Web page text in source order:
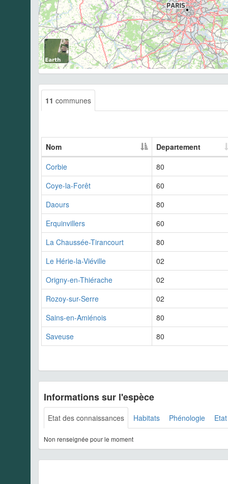
11 communes
Nom
Departement
Corbie
80
Coye-la-Forêt
60
Daours
80
Erquinvillers
60
La Chaussée-Tirancourt
80
Le Hérie-la-Viéville
02
Origny-en-Thiérache
02
Rozoy-sur-Serre
02
Sains-en-Amiénois
80
Saveuse
80
Informations sur l'espèce
Etat des connaissances Habitats Phénologie
Non renseignée pour le moment